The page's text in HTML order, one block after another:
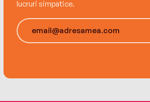
A high-octane mystery of
fans ofAce of Spades, House of
lucruri simpatice.